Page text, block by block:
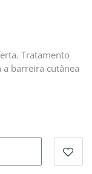
Tratamento
barreira cutânea